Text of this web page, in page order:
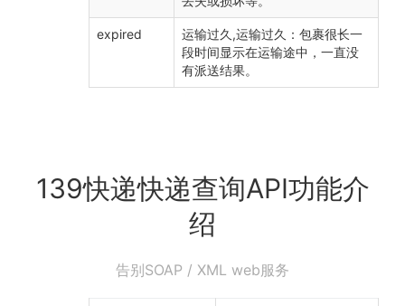
expired
运输过久,运输过久：包裹很长一
段时间显示在运输途中，一直没
有派送结果。
139快递快递查询API功能介
绍
告别SOAP / XML web服务